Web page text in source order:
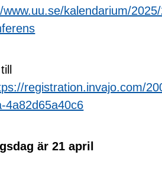
www.uu.se/kalendarium/
registration.invajo.com/
4a82d65a40c6
är 21 april